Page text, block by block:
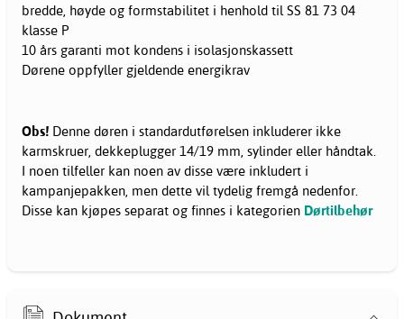
bredde, høyde og formstabilitet i henhold til SS 81 73 04
klasse P
10 års garanti mot kondens i isolasjonskassett
Dørene oppfyller gjeldende energikrav
Obs! Denne døren i standardutførelsen inkluderer ikke
karmskruer, dekkeplugger 14/19 mm, sylinder eller håndtak.
I noen tilfeller kan noen av disse være inkludert i
kampanjepakken, men dette vil tydelig fremgå nedenfor.
Disse kan kjøpes separat og finnes i kategorien Dørtilbehør